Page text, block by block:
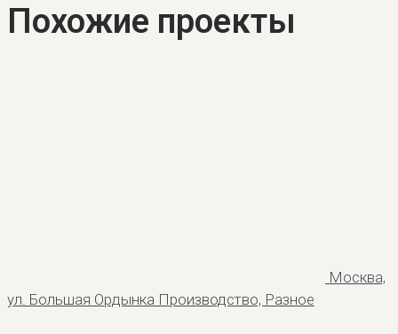
Похожие проекты
Москва,
ул. Большая Ордынка Производство, Разное